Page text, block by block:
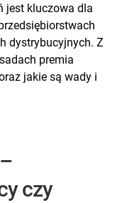
jest kluczowa dla
dystrybucyjnych. Z
premia
jakie są wady i
czy